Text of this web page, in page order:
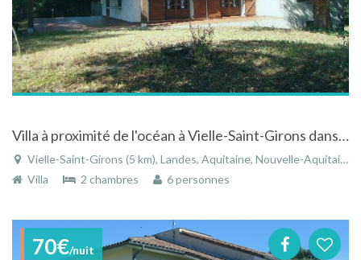
Villa à proximité de l'océan à Vielle-Saint-Girons dans les Landes en Aquitaine
Vielle-Saint-Girons (5 km), Landes, Aquitaine, Nouvelle-Aquitaine, France
Villa
2 chambres 6 personnes
70€/nuit